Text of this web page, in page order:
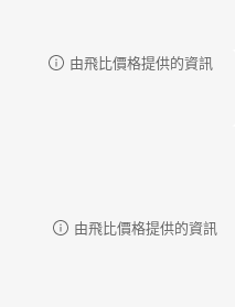
由飛比價格提供的資訊
由飛比價格提供的資訊